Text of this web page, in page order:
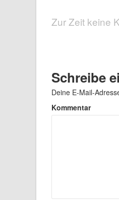
Zur Zeit keine
Schreibe
Deine E-Mail-
Kommentar